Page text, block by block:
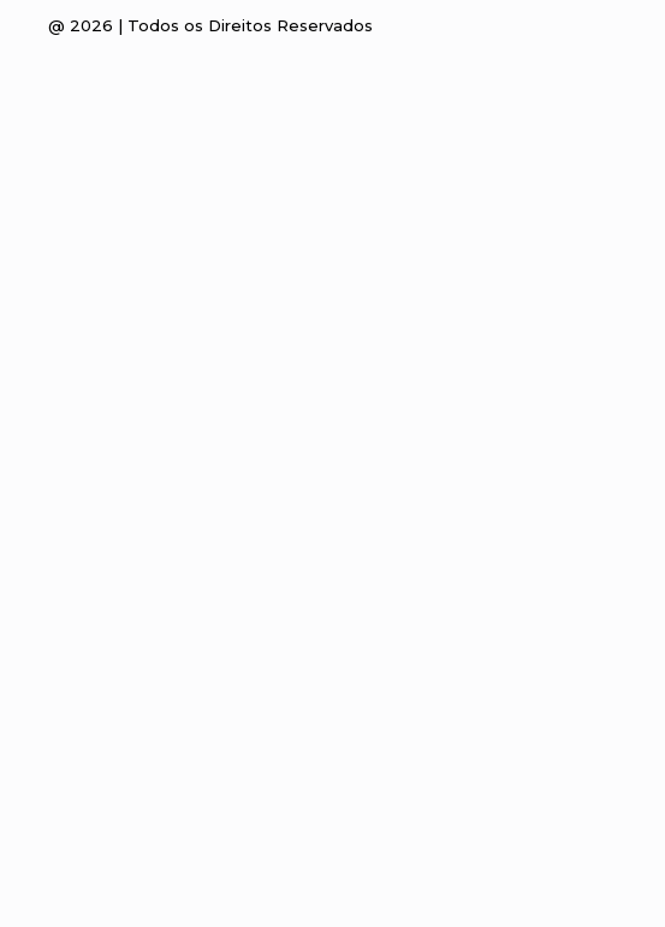
@ 2026 | Todos os Direitos Reservados